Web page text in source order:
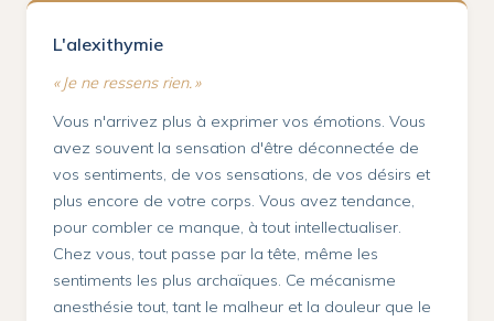
L'alexithymie
« Je ne ressens rien. »
Vous n'arrivez plus à exprimer vos émotions. Vous
avez souvent la sensation d'être déconnectée de
vos sentiments, de vos sensations, de vos désirs et
plus encore de votre corps. Vous avez tendance,
pour combler ce manque, à tout intellectualiser.
Chez vous, tout passe par la tête, même les
sentiments les plus archaïques. Ce mécanisme
anesthésie tout, tant le malheur et la douleur que le